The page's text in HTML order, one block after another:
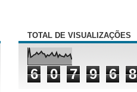
TOTAL DE VISUALIZAÇÕES
6 0 7 9 6 8